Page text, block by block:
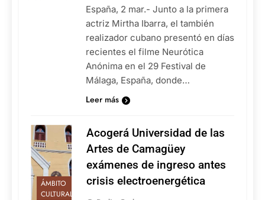
España, 2 mar.- Junto a la primera
actriz Mirtha Ibarra, el también
realizador cubano presentó en días
recientes el filme Neurótica
Anónima en el 29 Festival de
Málaga, España, donde…
Leer más
ÁMBITO
CULTURAL
Acogerá Universidad de las
Artes de Camagüey
exámenes de ingreso antes
crisis electroenergética